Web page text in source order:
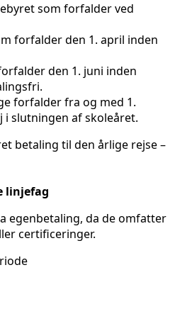
som forfalder ved
forfalder den 1. april inden
den 1. juni inden
forfalder fra og med 1.
i slutningen af skoleåret.
betaling til den årlige rejse –
linjefag
egenbetaling, da de omfatter
certificeringer.